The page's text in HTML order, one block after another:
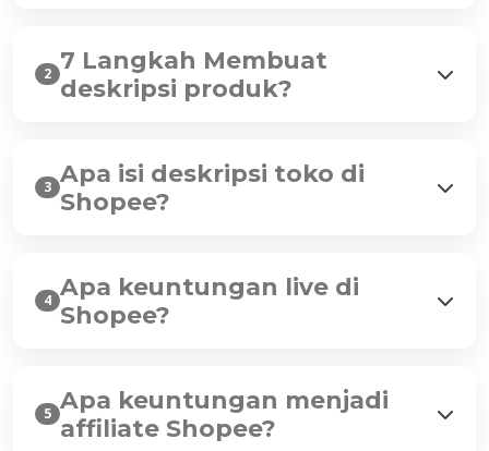
2 7 Langkah Membuat
deskripsi produk?
3 Apa isi deskripsi toko di
Shopee?
4 Apa keuntungan live di
Shopee?
5 Apa keuntungan menjadi
affiliate Shopee?